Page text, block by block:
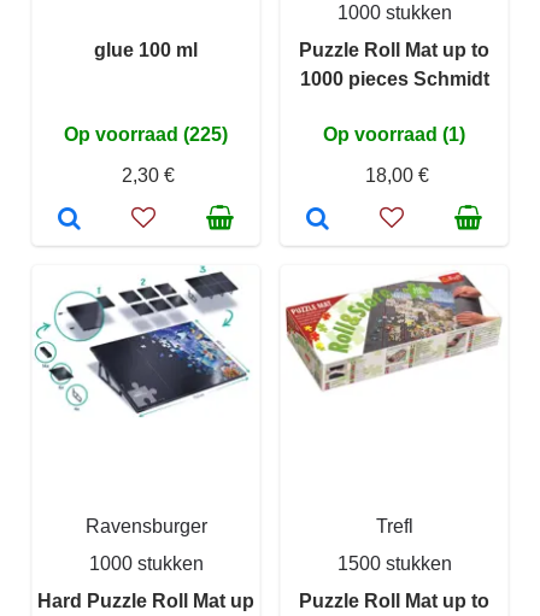
glue 100 ml
Op voorraad (225)
2,30 €
1000 stukken
Puzzle Roll Mat up to
1000 pieces Schmidt
Op voorraad (1)
18,00 €
Ravensburger
1000 stukken
Hard Puzzle Roll Mat up
Trefl
1500 stukken
Puzzle Roll Mat up to